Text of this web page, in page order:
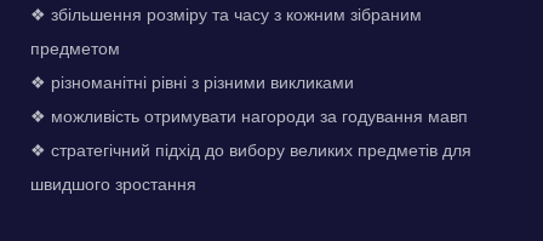
❖ збільшення розміру та часу з кожним зібраним
предметом
❖ різноманітні рівні з різними викликами
❖ можливість отримувати нагороди за годування мавп
❖ стратегічний підхід до вибору великих предметів для
швидшого зростання